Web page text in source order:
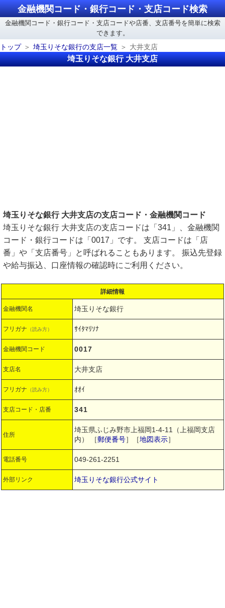
金融機関コード・銀行コード・支店コード検索
金融機関コード・銀行コード・支店コードや店番、支店番号を簡単に検索
できます。
トップ
埼玉りそな銀行の支店一覧 大井支店
埼玉りそな銀行 大井支店
埼玉りそな銀行 大井支店の支店コード・金融機関コード
埼玉りそな銀行 大井支店の支店コードは「341」、金融機関
コード・銀行コードは「0017」です。 支店コードは「店
番」や「支店番号」と呼ばれることもあります。 振込先登録
や給与振込、口座情報の確認時にご利用ください。
詳細情報
金融機関名 埼玉りそな銀行
フリガナ （読み方） ｻｲﾀﾏﾘｿﾅ
金融機関コード 0017
支店名 大井支店
フリガナ （読み方） ｵｵｲ
支店コード・店番 341
住所
埼玉県ふじみ野市上福岡1-4-11（上福岡支店
内）
［郵便番号］［地図表示］
電話番号 049-261-2251
外部リンク 埼玉りそな銀行公式サイト